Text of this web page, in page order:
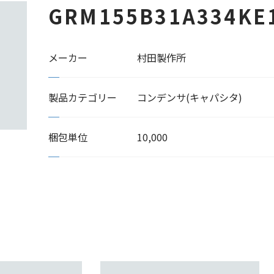
メーカー 村田製作所
製品カテゴリー コンデンサ(キャパシタ)
梱包単位 10,000